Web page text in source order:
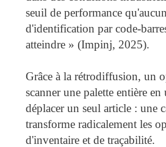
seuil de performance
d'identification par code-
atteindre » (Impinj, 2025).
Grâce à la rétrodiffusion, un
scanner une palette entière en
déplacer un seul article : une
transforme radicalement les
d'inventaire et de traçabilité.